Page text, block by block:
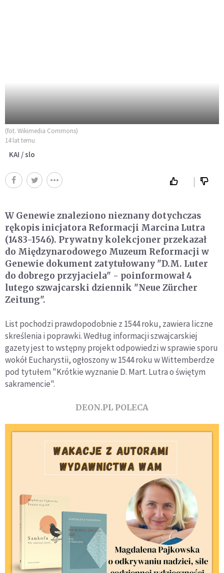
(fot. Wikimedia Commons)
14 lat temu
KAI / slo
W Genewie znaleziono nieznany dotychczas
rękopis inicjatora Reformacji Marcina Lutra
(1483-1546). Prywatny kolekcjoner przekazał
do Międzynarodowego Muzeum Reformacji w
Genewie dokument zatytułowany "D.M. Luter
do dobrego przyjaciela" - poinformował 4
lutego szwajcarski dziennik "Neue Zürcher
Zeitung".
List pochodzi prawdopodobnie z 1544 roku, zawiera liczne
skreślenia i poprawki. Według informacji szwajcarskiej
gazety jest to wstępny projekt odpowiedzi w sprawie sporu
wokół Eucharystii, ogłoszony w 1544 roku w Wittemberdze
pod tytułem "Krótkie wyznanie D. Mart. Lutra o świętym
sakramencie".
DEON.PL POLECA